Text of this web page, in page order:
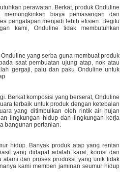
perawatan. Berkat, produk Onduline
biaya pemasangan dan
pengatapan menjadi lebih efisien. Begitu
kami, Onduline tidak membutuhkan
yang serba guna membuat produk
saat pembuatan ujung atap, nok atau
gergaji, palu dan paku Onduline untuk
Berkat komposisi yang berserat, Onduline
terbaik untuk produk dengan ketebalan
yang ditimbulkan oleh rintik air hujan
lingkungan hidup dan lingkungan kerja
bangunan pertanian.
hidup. Banyak produk atap yang rentan
yang didapat adalah karat, korosi dan
alami dan proses produksi yang unik tidak
kami memberi jaminan seumur hidup